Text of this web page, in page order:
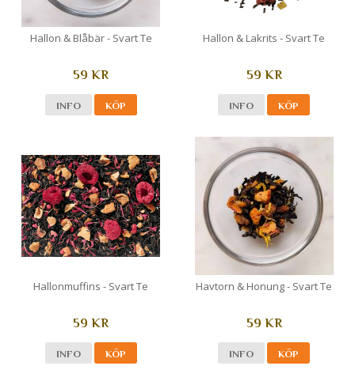
Hallon & Blåbär - Svart Te
59 KR
INFO KÖP
Hallon & Lakrits - Svart Te
59 KR
INFO KÖP
Hallonmuffins - Svart Te
59 KR
INFO KÖP
Havtorn & Honung - Svart Te
59 KR
INFO KÖP